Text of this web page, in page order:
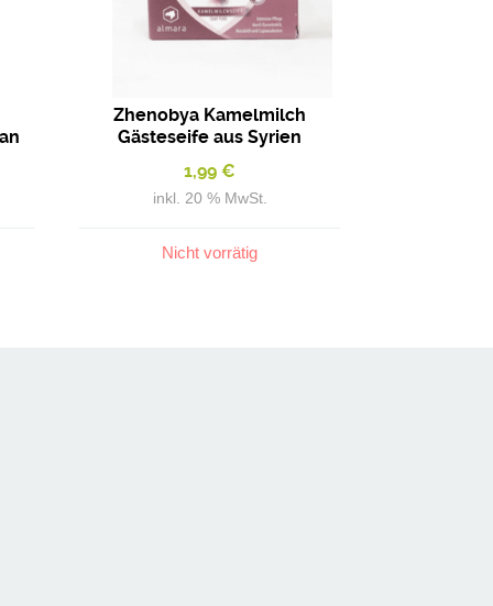
Zhenobya Kamelmilch
Gästeseife aus Syrien
1,99€
inkl. 20 % MwSt.
Nicht vorrätig